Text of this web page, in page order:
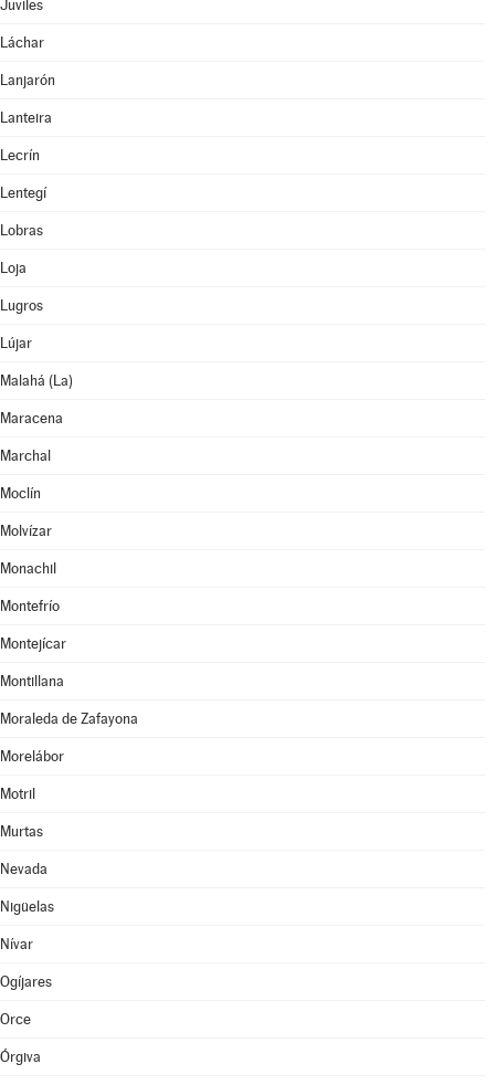
Juviles
Láchar
Lanjarón
Lanteira
Lecrín
Lentegí
Lobras
Loja
Lugros
Lújar
Malahá (La)
Maracena
Marchal
Moclín
Molvízar
Monachil
Montefrío
Montejícar
Montillana
Moraleda de Zafayona
Morelábor
Motril
Murtas
Nevada
Nigüelas
Nívar
Ogíjares
Orce
Órgiva